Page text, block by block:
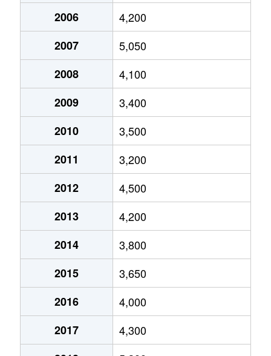
幸川町
520万円
1,000万円
向陽町
3,500万円
向陽町
5,000万円
向陽町
4,000万円
小松町
4,700万円
桜が丘
3,900万円
桜が丘
3,700万円
自由ケ丘
3,000万円
自由ケ丘
3,900万円
松竹町
3,100万円
汁谷町
3,000万円
9,900万円
2,500万円
春岡通
13,000万円
東山通
13,000万円
光が丘
3,100万円
光が丘
5,500万円
姫池通
22,000万円
富士見台
7,200万円
穂波町
9,500万円
穂波町
7,900万円
穂波町
4,200万円
本山町
4,500万円
新西
3,600万円
茶屋ケ坂
振甫町
5,800万円
池下
清明山
3,200万円
砂田橋
清明山
4,200万円
砂田橋
竹越
20,000万円
茶屋ケ坂
竹越
3,500万円
茶屋ケ坂
竹越
3,600万円
茶屋ケ坂
田代町
3,400万円
池下
千種
2,300万円
吹上(愛知)
千種
12,000万円
吹上(愛知)
千種
4,500万円
吹上(愛知)
2006
4,200
2007
5,050
2008
4,100
2009
3,400
2010
3,500
2011
3,200
2012
4,500
2013
4,200
2014
3,800
2015
3,650
2016
4,000
2017
4,300